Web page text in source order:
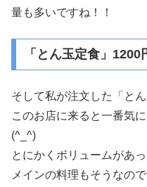
量も多いですね！！
「とん玉定食」1200
そして私が注文した「とん
このお店に来ると一番気
(^_^)
とにかくボリュームがあ
メインの料理もそうなの